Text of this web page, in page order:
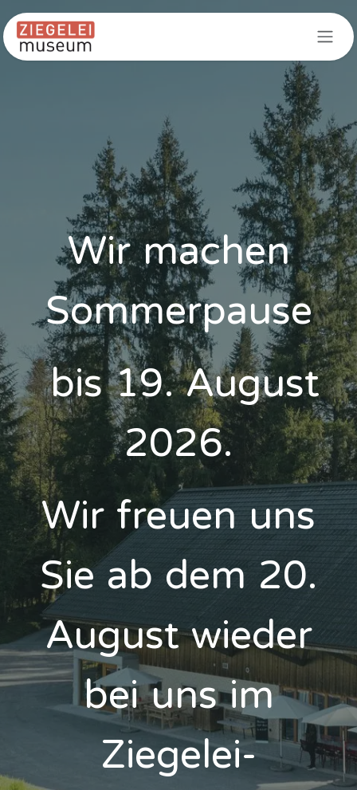
Wir machen
Sommerpause
bis 19. August
2026.
Wir freuen uns
Sie ab dem 20.
August wieder
bei uns im
Ziegelei-